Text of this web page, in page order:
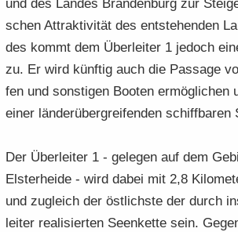
und des Lan­des Bran­den­burg zur
schen At­trak­ti­vi­tät des ent­ste­hen­den
des kommt dem Über­lei­ter 1 je­doch
zu. Er wird künf­tig auch die Pas­sa­ge
fen und sons­ti­gen Boo­ten er­mög­li­chen
einer län­der­über­grei­fen­den schiff­ba­ren
Der Über­lei­ter 1 - ge­le­gen auf dem
Els­ter­hei­de - wird dabei mit 2,8
und zu­gleich der öst­lichs­te der durch
lei­ter rea­li­sier­ten Se­en­ket­te sein.